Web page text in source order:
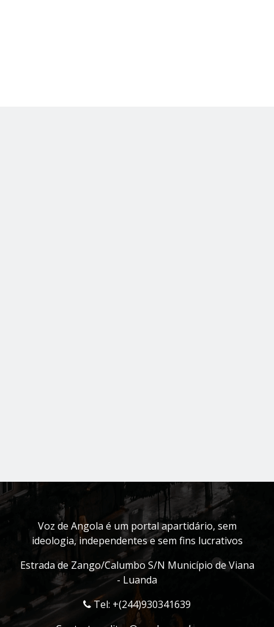
Voz de Angola é um portal apartidário, sem
ideologia, independentes e sem fins lucrativos
Estrada de Zango/Calumbo S/N Município de Viana
- Luanda
Tel: +(244)930341639